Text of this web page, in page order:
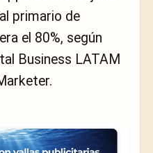
primario de
el 80%, según
Business LATAM